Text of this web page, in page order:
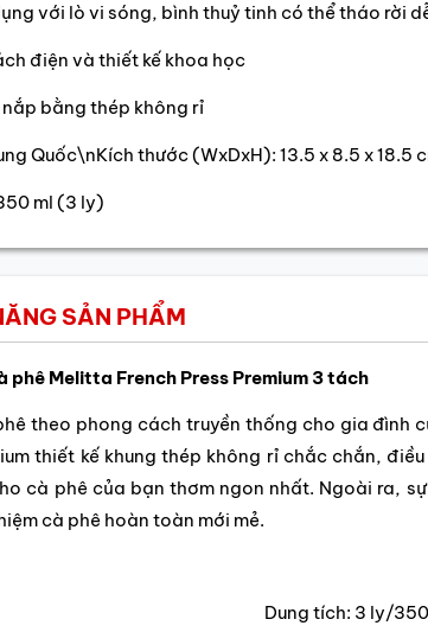
với lò vi sóng, bình thuỷ tinh có thể tháo rời
điện và thiết kế khoa học
bằng thép không rỉ
Quốc\nKích thước (WxDxH): 13.5 x 8.5 x 18.5
ml (3 ly)
SẢN PHẨM
phê Melitta French Press Premium 3 tách
theo phong cách truyền thống cho gia đình
thiết kế khung thép không rỉ chắc chắn,
cà phê của bạn thơm ngon nhất. Ngoài ra,
cà phê hoàn toàn mới mẻ.
Dung tích: 3 ly/